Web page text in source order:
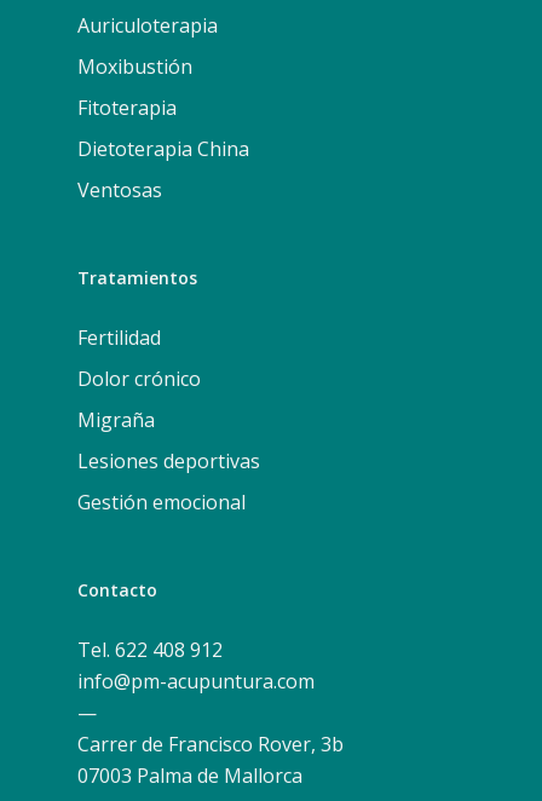
Auriculoterapia
Moxibustión
Fitoterapia
Dietoterapia China
Ventosas
Tratamientos
Fertilidad
Dolor crónico
Migraña
Lesiones deportivas
Gestión emocional
Contacto
Tel. 622 408 912
info@pm-acupuntura.com
—
Carrer de Francisco Rover, 3b
07003 Palma de Mallorca